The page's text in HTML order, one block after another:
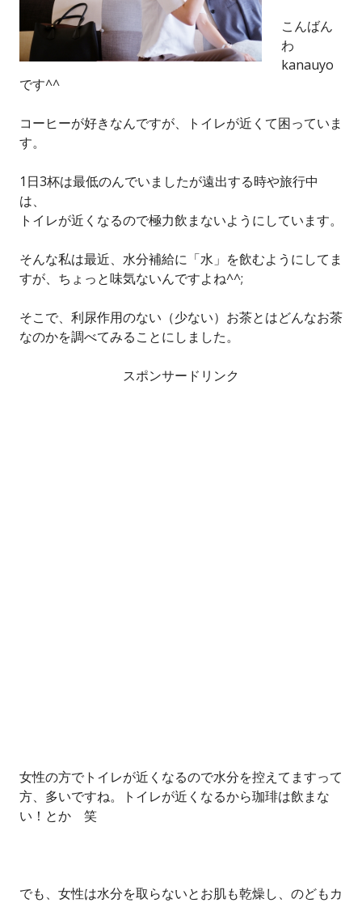
こんばん
わ
kanauyo
です^^
コーヒーが好きなんですが、トイレが近くて困っていま
す。
1日3杯は最低のんでいましたが遠出する時や旅行中
は、
トイレが近くなるので極力飲まないようにしています。
そんな私は最近、水分補給に「水」を飲むようにしてま
すが、ちょっと味気ないんですよね^^;
そこで、利尿作用のない（少ない）お茶とはどんなお茶
なのかを調べてみることにしました。
スポンサードリンク
女性の方でトイレが近くなるので水分を控えてますって
方、多いですね。トイレが近くなるから珈琲は飲まな
い！とか 笑
でも、女性は水分を取らないとお肌も乾燥し、のどもカ